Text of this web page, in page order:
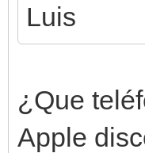
Luis
¿Que
Apple